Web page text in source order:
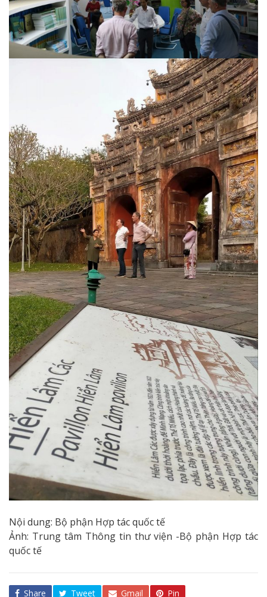
Nội dung: Bộ phận Hợp tác quốc tế
Ảnh: Trung tâm Thông tin thư viện -Bộ phận Hợp tác
quốc tế
Share Tweet Gmail Pin